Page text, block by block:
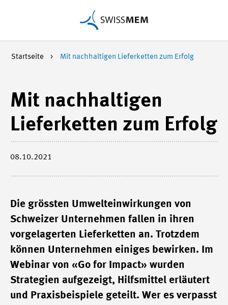
Startseite Mit nachhaltigen Lieferketten zum Erfolg
Mit nachhaltigen
Lieferketten zum Erfolg
08.10.2021
Die grössten Umwelteinwirkungen von
Schweizer Unternehmen fallen in ihren
vorgelagerten Lieferketten an. Trotzdem
können Unternehmen einiges bewirken. Im
Webinar von «Go for Impact» wurden
Strategien aufgezeigt, Hilfsmittel erläutert
und Praxisbeispiele geteilt. Wer es verpasst